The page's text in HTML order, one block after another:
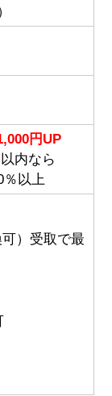
円UP
内なら
％以上
）受取で最